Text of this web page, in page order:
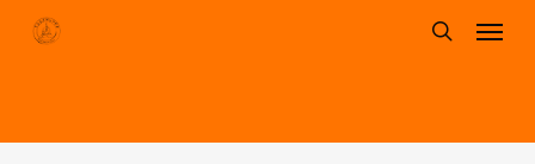
Skip
Menu